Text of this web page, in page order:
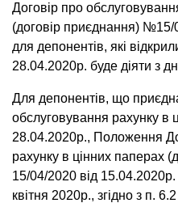
Договір про
(договір приєднання) №15/
для депонентів, які
28.04.2020р. буде діяти з
Для депонентів, що
обслуговування рахунку в
28.04.2020р., Положення
рахунку в цінних паперах
15/04/2020 від
квітня 2020р., згідно з п.